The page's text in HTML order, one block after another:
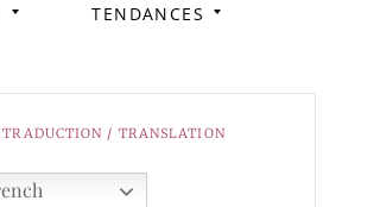
TENDANCES
TRADUCTION / TRANSLATION